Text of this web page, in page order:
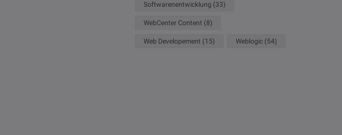
Softwarenentwicklung (33)
WebCenter Content (8)
Web Developement (15) Weblogic (54)